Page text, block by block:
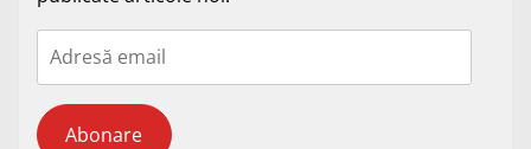
Adresă
email
Abonare